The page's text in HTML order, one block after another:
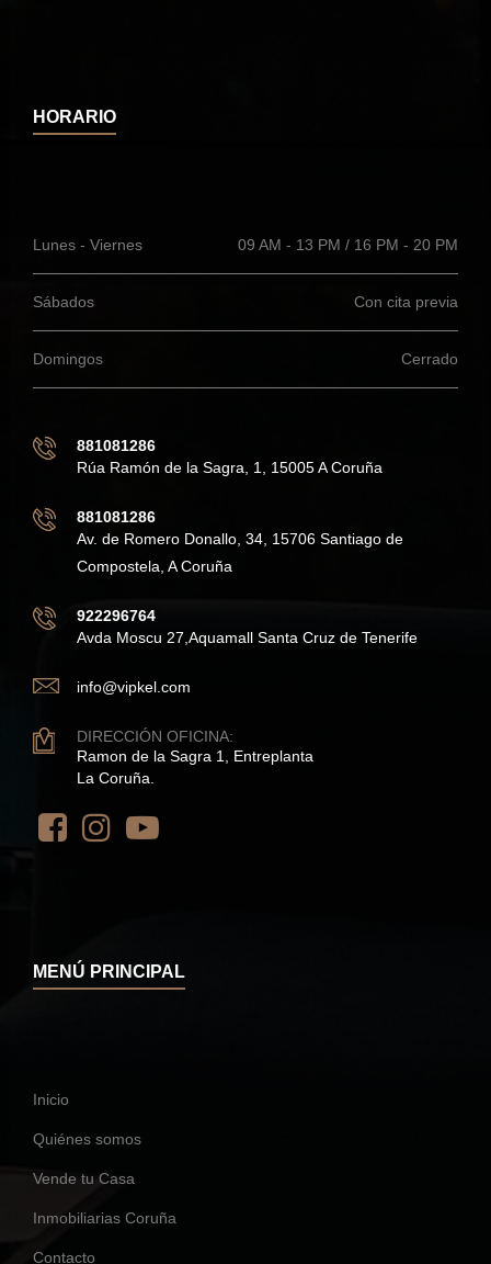
HORARIO
Lunes - Viernes 09 AM - 13 PM / 16 PM - 20 PM
Sábados Con cita previa
Domingos Cerrado
881081286
Rúa Ramón de la Sagra, 1, 15005 A Coruña
881081286
Av. de Romero Donallo, 34, 15706 Santiago de
Compostela, A Coruña
922296764
Avda Moscu 27,Aquamall Santa Cruz de Tenerife
info@vipkel.com
DIRECCIÓN OFICINA:
Ramon de la Sagra 1, Entreplanta
La Coruña.
MENÚ PRINCIPAL
Inicio
Quiénes somos
Vende tu Casa
Inmobiliarias Coruña
Contacto